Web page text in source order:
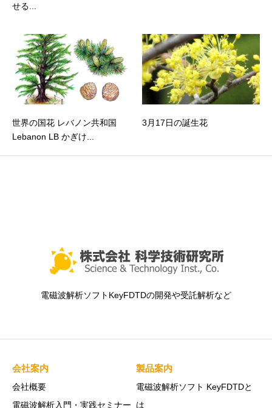
せる...
世界の国花 レバノン共和国
Lebanon LB かぎけ...
3月17日の誕生花
電磁波解析ソフトKeyFDTDの開発や受託解析など
会社案内
会社概要
電磁波解析入門・実践セミナー
製品案内
電磁波解析ソフト KeyFDTDと
は